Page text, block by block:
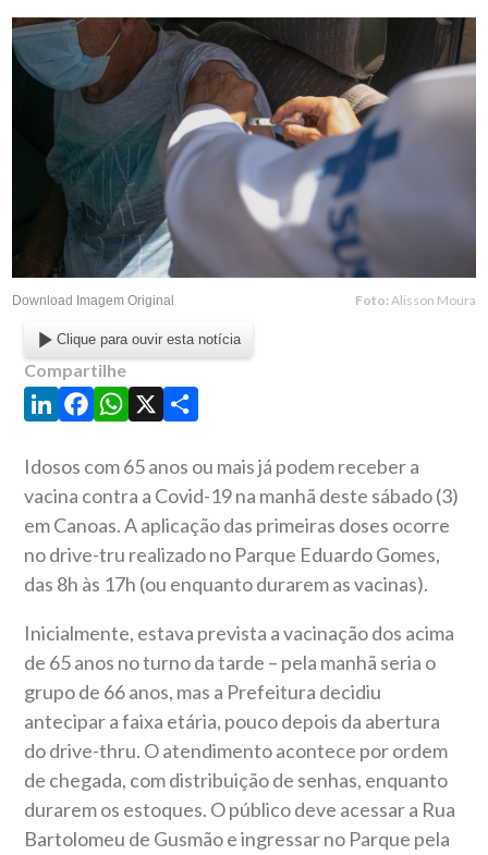
Download Imagem Original Foto: Alisson Moura
Clique para ouvir esta notícia
Compartilhe
LinkedIn
Facebook
WhatsApp
X Share
Idosos com 65 anos ou mais já podem receber a
vacina contra a Covid-19 na manhã deste sábado (3)
em Canoas. A aplicação das primeiras doses ocorre
no drive-tru realizado no Parque Eduardo Gomes,
das 8h às 17h (ou enquanto durarem as vacinas).
Inicialmente, estava prevista a vacinação dos acima
de 65 anos no turno da tarde – pela manhã seria o
grupo de 66 anos, mas a Prefeitura decidiu
antecipar a faixa etária, pouco depois da abertura
do drive-thru. O atendimento acontece por ordem
de chegada, com distribuição de senhas, enquanto
durarem os estoques. O público deve acessar a Rua
Bartolomeu de Gusmão e ingressar no Parque pela